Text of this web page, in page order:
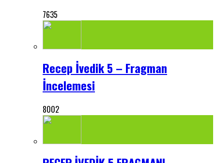
7635
Recep İvedik 5 – Fragman
İncelemesi
8002